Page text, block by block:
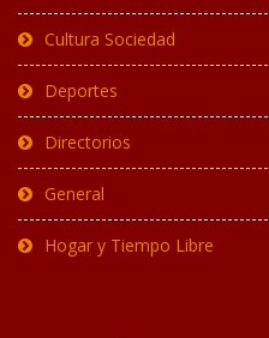
Cultura Sociedad
Deportes
Directorios
General
Hogar y Tiempo Libre